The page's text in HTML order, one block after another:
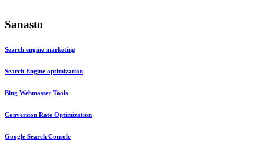
Sanasto
Search engine marketing
Search Engine optimization
Bing Webmaster Tools
Conversion Rate Optimization
Google Search Console